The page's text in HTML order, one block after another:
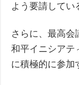
よう要請してい
さらに、最高会
和平イニシアテ
に積極的に参加